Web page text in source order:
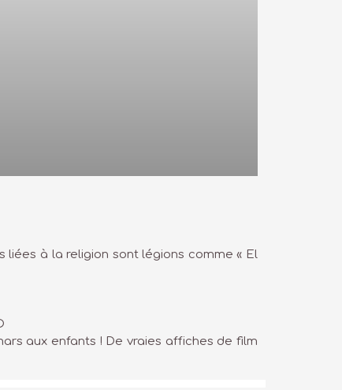
liées à la religion sont légions comme « El
aux enfants ! De vraies affiches de film